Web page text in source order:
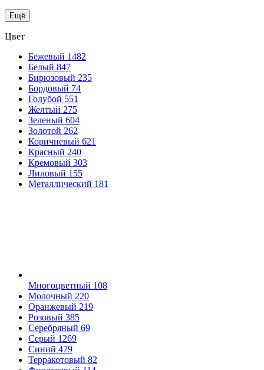
Ещё
Цвет
Бежевый 1482
Белый 847
Бирюзовый 235
Бордовый 74
Голубой 551
Желтый 275
Зеленый 604
Золотой 262
Коричневый 621
Красный 240
Кремовый 303
Лиловый 155
Металлический 181
Многоцветный 108
Молочный 220
Оранжевый 219
Розовый 385
Серебряный 69
Серый 1269
Синий 479
Терракотовый 82